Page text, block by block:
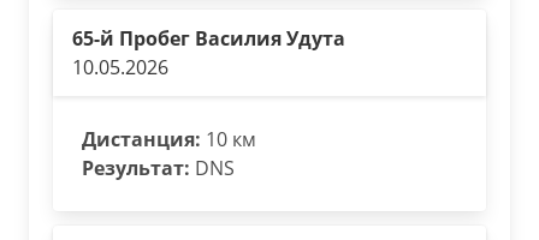
65-й Пробег Василия Удута
10.05.2026
Дистанция: 10 км
Результат: DNS